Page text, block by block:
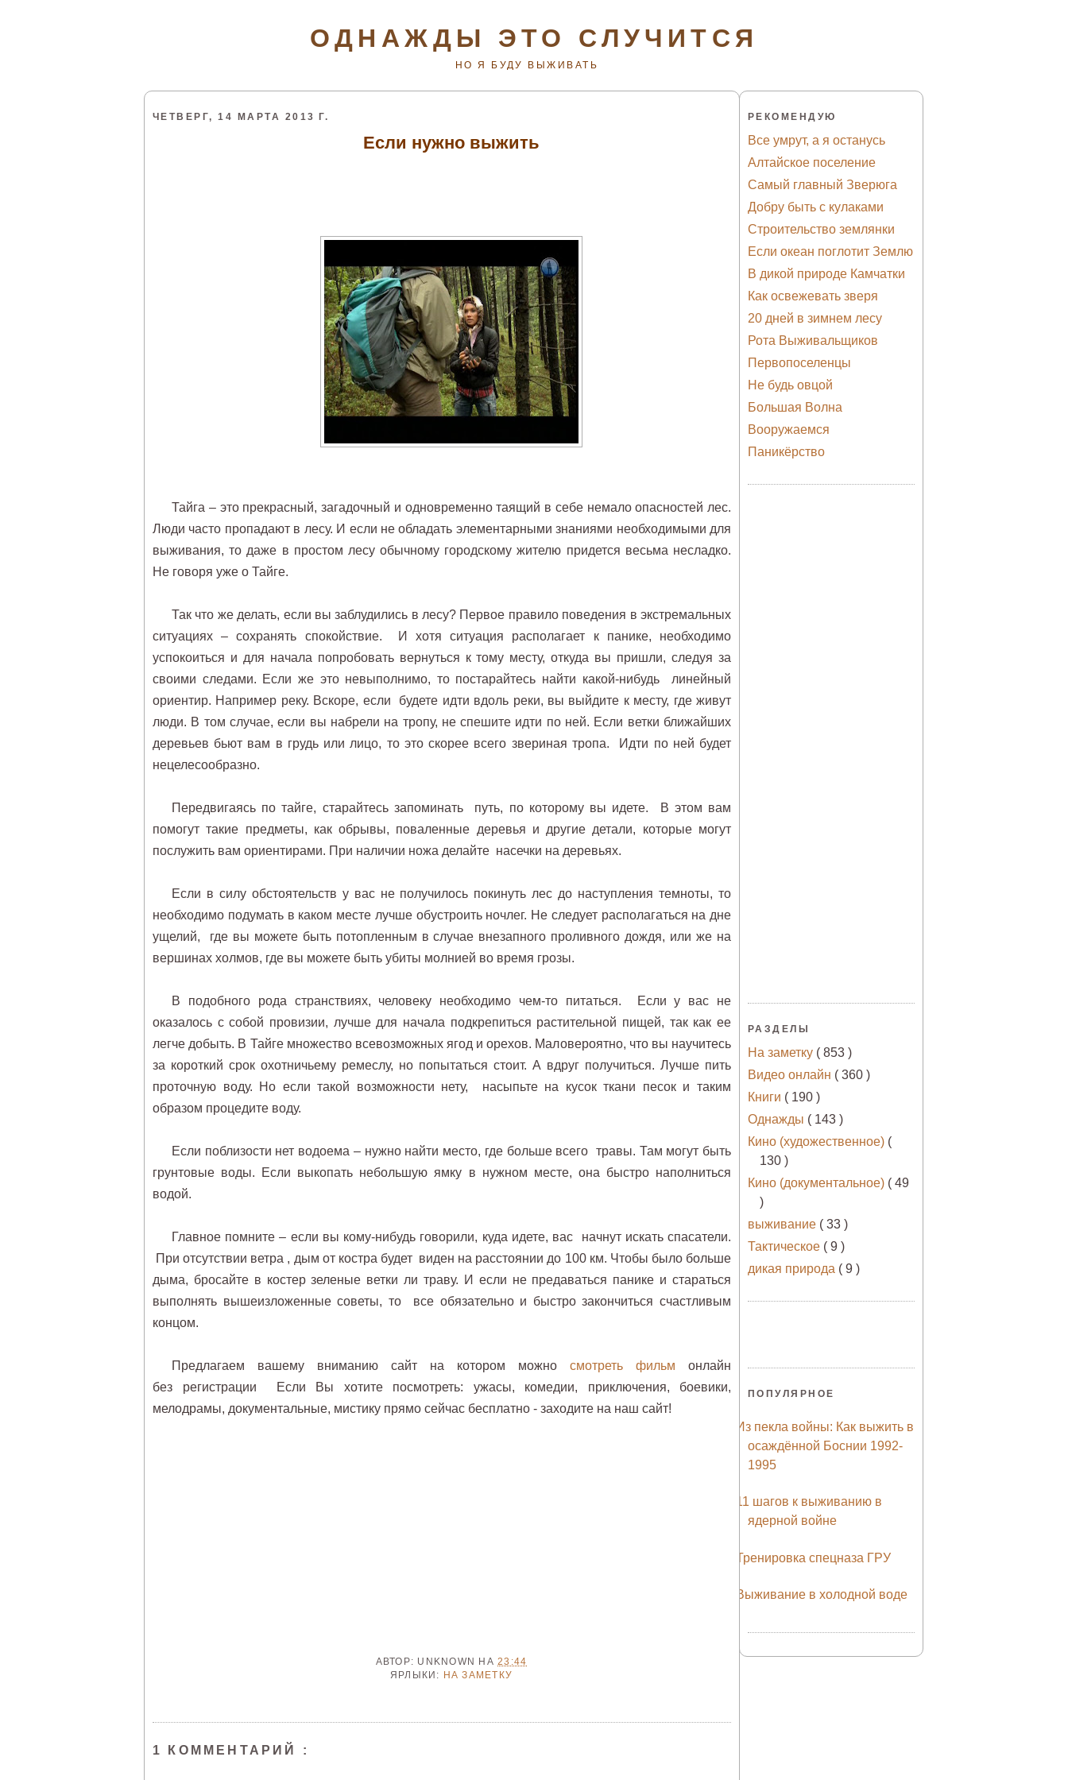
ОДНАЖДЫ ЭТО СЛУЧИТСЯ
НО Я БУДУ ВЫЖИВАТЬ
ЧЕТВЕРГ, 14 МАРТА 2013 Г.
Если нужно выжить
Тайга – это прекрасный, загадочный и одновременно таящий в себе немало опасностей лес.
Люди часто пропадают в лесу. И если не обладать элементарными знаниями необходимыми для
выживания, то даже в простом лесу обычному городскому жителю придется весьма несладко.
Не говоря уже о Тайге.
Так что же делать, если вы заблудились в лесу? Первое правило поведения в экстремальных
ситуациях – сохранять спокойствие. И хотя ситуация располагает к панике, необходимо
успокоиться и для начала попробовать вернуться к тому месту, откуда вы пришли, следуя за
своими следами. Если же это невыполнимо, то постарайтесь найти какой-нибудь линейный
ориентир. Например реку. Вскоре, если будете идти вдоль реки, вы выйдите к месту, где живут
люди. В том случае, если вы набрели на тропу, не спешите идти по ней. Если ветки ближайших
деревьев бьют вам в грудь или лицо, то это скорее всего звериная тропа. Идти по ней будет
нецелесообразно.
Передвигаясь по тайге, старайтесь запоминать путь, по которому вы идете. В этом вам
помогут такие предметы, как обрывы, поваленные деревья и другие детали, которые могут
послужить вам ориентирами. При наличии ножа делайте насечки на деревьях.
Если в силу обстоятельств у вас не получилось покинуть лес до наступления темноты, то
необходимо подумать в каком месте лучше обустроить ночлег. Не следует располагаться на дне
ущелий, где вы можете быть потопленным в случае внезапного проливного дождя, или же на
вершинах холмов, где вы можете быть убиты молнией во время грозы.
В подобного рода странствиях, человеку необходимо чем-то питаться. Если у вас не
оказалось с собой провизии, лучше для начала подкрепиться растительной пищей, так как ее
легче добыть. В Тайге множество всевозможных ягод и орехов. Маловероятно, что вы научитесь
за короткий срок охотничьему ремеслу, но попытаться стоит. А вдруг получиться. Лучше пить
проточную воду. Но если такой возможности нету, насыпьте на кусок ткани песок и таким
образом процедите воду.
Если поблизости нет водоема – нужно найти место, где больше всего травы. Там могут быть
грунтовые воды. Если выкопать небольшую ямку в нужном месте, она быстро наполниться
водой.
Главное помните – если вы кому-нибудь говорили, куда идете, вас начнут искать спасатели.
При отсутствии ветра , дым от костра будет виден на расстоянии до 100 км. Чтобы было больше
дыма, бросайте в костер зеленые ветки ли траву. И если не предаваться панике и стараться
выполнять вышеизложенные советы, то все обязательно и быстро закончиться счастливым
концом.
Предлагаем вашему вниманию сайт на котором можно смотреть фильм онлайн
без регистрации Если Вы хотите посмотреть: ужасы, комедии, приключения, боевики,
мелодрамы, документальные, мистику прямо сейчас бесплатно - заходите на наш сайт!
АВТОР: UNKNOWN НА23:44
ЯРЛЫКИ: НА ЗАМЕТКУ
1 КОММЕНТАРИЙ :
РЕКОМЕНДУЮ
Все умрут, а я останусь
Алтайское поселение
Самый главный Зверюга
Добру быть с кулаками
Строительство землянки
Если океан поглотит Землю
В дикой природе Камчатки
Как освежевать зверя
20 дней в зимнем лесу
Рота Выживальщиков
Первопоселенцы
Не будь овцой
Большая Волна
Вооружаемся
Паникёрство
РАЗДЕЛЫ
На заметку ( 853 )
Видео онлайн ( 360 )
Книги ( 190 )
Однажды ( 143 )
Кино (художественное) (
130 )
Кино (документальное) ( 49
)
выживание ( 33 )
Тактическое ( 9 )
дикая природа ( 9 )
ПОПУЛЯРНОЕ
Из пекла войны: Как выжить в
осаждённой Боснии 1992-
1995
11 шагов к выживанию в
ядерной войне
Тренировка спецназа ГРУ
Выживание в холодной воде